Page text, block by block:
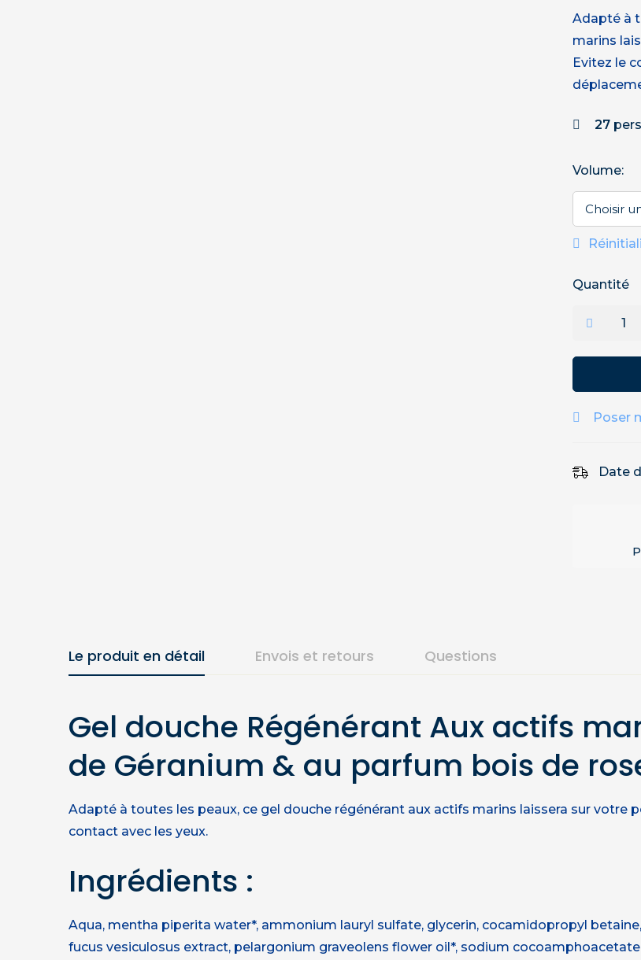
Adapté à
marins
Evitez le
27
Volume:
Quantité
Poser
Date
Le produit en détail Envois et retours Questions
Gel douche Régénérant Aux actifs
de Géranium & au parfum bois de
Adapté à toutes les peaux, ce gel douche régénérant aux actifs marins laissera sur votre
contact avec les yeux.
Ingrédients :
Aqua, mentha piperita water*, ammonium lauryl sulfate, glycerin, cocamidopropyl
fucus vesiculosus extract, pelargonium graveolens flower oil*, sodium